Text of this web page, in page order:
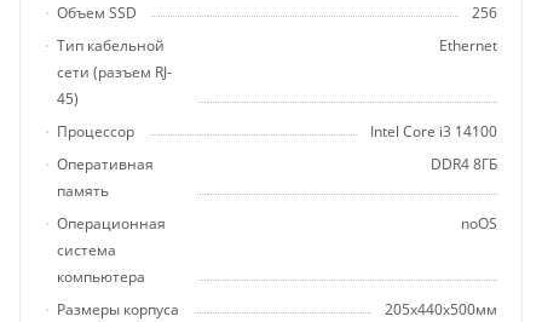
Объем SSD
256
Тип кабельной
сети (разъем RJ-
45)
Ethernet
Процессор
Intel Core i3 14100
Оперативная
память
DDR4 8ГБ
Операционная
система
компьютера
noOS
Размеры корпуса
205x440x500мм